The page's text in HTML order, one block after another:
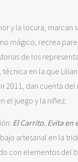
y la locura,
mágico, recrea
de los
técnica en la que
dan cuenta
el juego y la niñez.
El Carrito, Evita en
artesanal en la
con elementos del